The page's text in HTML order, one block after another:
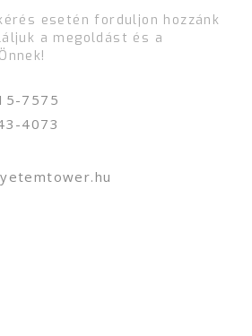
esetén forduljon hozzánk
a megoldást és a
7575
4073